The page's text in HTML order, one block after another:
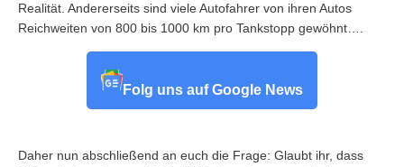
Realität. Andererseits sind viele Autofahrer von ihren Autos
Reichweiten von 800 bis 1000 km pro Tankstopp gewöhnt….
Folg uns auf Google News
Daher nun abschließend an euch die Frage: Glaubt ihr, dass